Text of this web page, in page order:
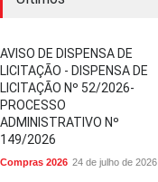
AVISO DE DISPENSA DE
LICITAÇÃO - DISPENSA DE
LICITAÇÃO Nº 52/2026-
PROCESSO
ADMINISTRATIVO Nº
149/2026
Compras 2026 24 de julho de 2026